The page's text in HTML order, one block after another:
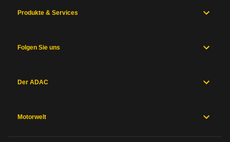
Produkte & Services
Folgen Sie uns
Der ADAC
Motorwelt